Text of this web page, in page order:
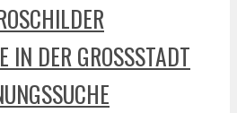
IN DER GROSSSTADT